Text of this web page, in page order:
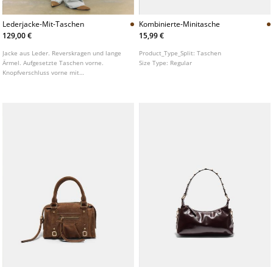
Lederjacke-Mit-Taschen
129,00 €
Jacke aus Leder. Reverskragen und lange
Ärmel. Aufgesetzte Taschen vorne.
Knopfverschluss vorne mit
Kombinierte-Minitasche
15,99 €
Product_Type_Split:Taschen
Size Type: Regular